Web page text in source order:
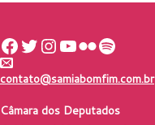
Facebook Twitter Instagram Youtube Flickr Spotify
contato@samiabomfim.com.br
Câmara dos Deputados